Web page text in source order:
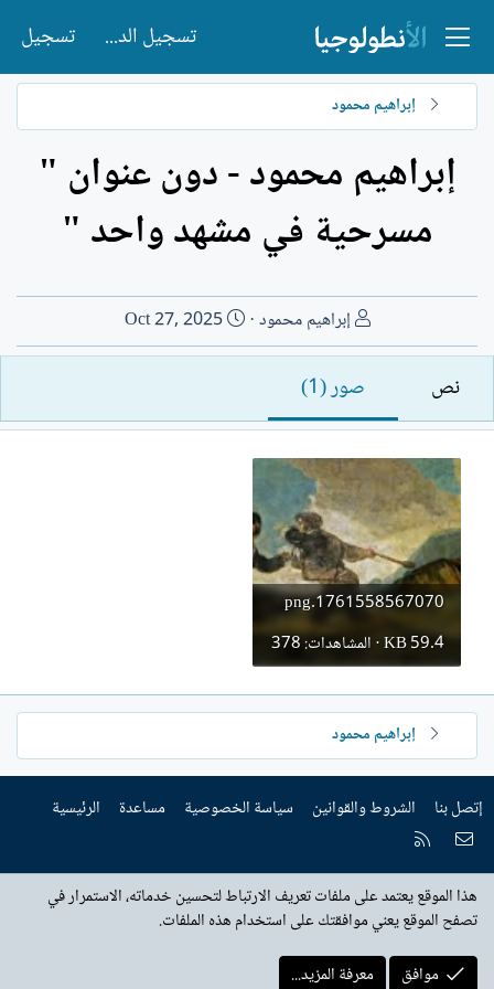
تسجيل الدخول تسجيل
إبراهيم محمود
إبراهيم محمود - دون عنوان "
مسرحية في مشهد واحد "
ا
ل
ا
ت
ب
إبراهيم محمود
ت
ا
خ
Oct 27, 2025
نص صور (1)
1761558567070.png
59.4 KB · المشاهدات: 378
إبراهيم محمود
إتصل بنا الشروط والقوانين سياسة الخصوصية مساعدة الرئيسية
إتصل بنا
هذا الموقع يعتمد على ملفات تعريف الارتباط لتحسين خدماته، الاستمرار في
تصفح الموقع يعني موافقتك على استخدام هذه الملفات.
موافق
معرفة المزيد...